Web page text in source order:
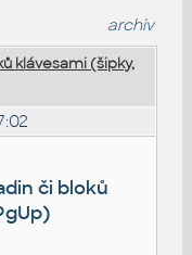
archiv
klávesami (šipky,
či bloků